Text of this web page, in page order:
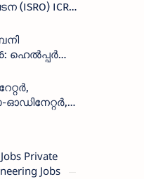
ICRB
:ശമ്പളം
ഹെൽപ്പർ
5-ന്
Private
Jobs